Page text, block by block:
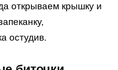
открываем крышку и
остудив.